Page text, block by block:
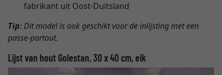
fabrikant uit Oost-Duitsland
Tip: Dit model is ook geschikt voor de inlijsting met een
passe-partout.
Lijst van hout Golestan, 30 x 40 cm, eik